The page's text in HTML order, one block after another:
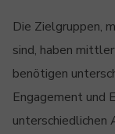
Die Zielgruppen,
sind, haben
benötigen
Engagement und
unterschiedlichen